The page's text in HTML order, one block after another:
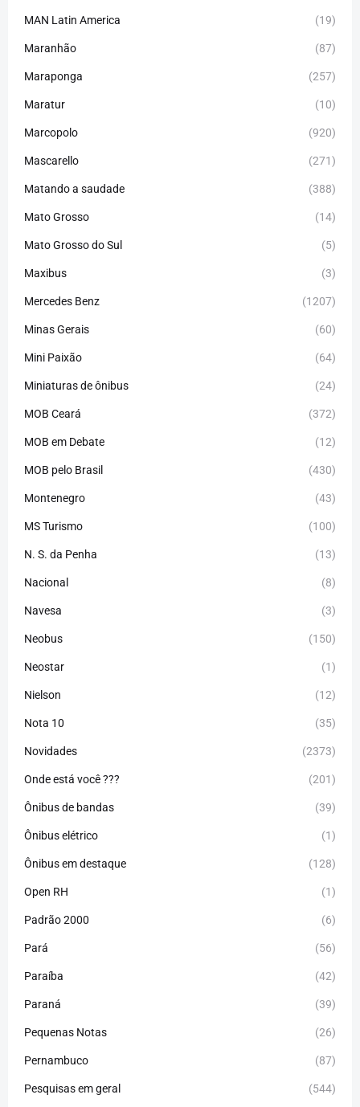
MAN Latin America (19)
Maranhão (87)
Maraponga (257)
Maratur (10)
Marcopolo (920)
Mascarello (271)
Matando a saudade (388)
Mato Grosso (14)
Mato Grosso do Sul (5)
Maxibus (3)
Mercedes Benz (1207)
Minas Gerais (60)
Mini Paixão (64)
Miniaturas de ônibus (24)
MOB Ceará (372)
MOB em Debate (12)
MOB pelo Brasil (430)
Montenegro (43)
MS Turismo (100)
N. S. da Penha (13)
Nacional (8)
Navesa (3)
Neobus (150)
Neostar (1)
Nielson (12)
Nota 10 (35)
Novidades (2373)
Onde está você ??? (201)
Ônibus de bandas (39)
Ônibus elétrico (1)
Ônibus em destaque (128)
Open RH (1)
Padrão 2000 (6)
Pará (56)
Paraíba (42)
Paraná (39)
Pequenas Notas (26)
Pernambuco (87)
Pesquisas em geral (544)